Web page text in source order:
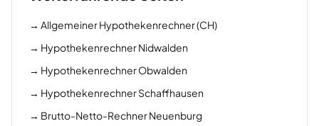
→ Allgemeiner Hypothekenrechner (CH)
→ Hypothekenrechner Nidwalden
→ Hypothekenrechner Obwalden
→ Hypothekenrechner Schaffhausen
→ Brutto-Netto-Rechner Neuenburg